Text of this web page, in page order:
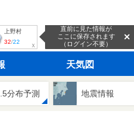
上野村
32/22 ｘ
直前に見た情報が
ここに保存されます
（ログイン不要）
天気図
分布予測 地震情報